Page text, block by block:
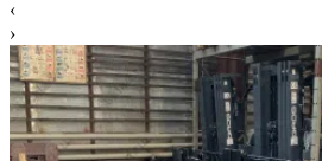
‹
›